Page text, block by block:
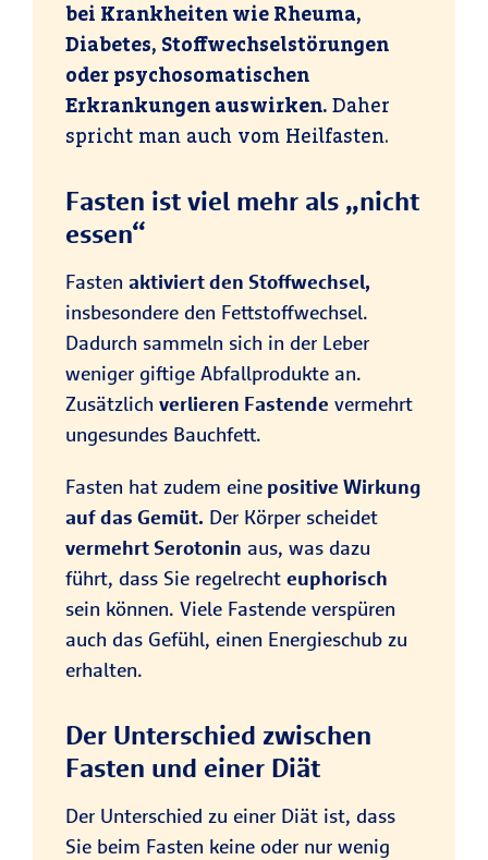
bei Krankheiten wie Rheuma,
Diabetes, Stoffwechselstörungen
oder psychosomatischen
Erkrankungen auswirken. Daher
spricht man auch vom Heilfasten.
Fasten ist viel mehr als „nicht
essen“
Fasten aktiviert den Stoffwechsel,
insbesondere den Fettstoffwechsel.
Dadurch sammeln sich in der Leber
weniger giftige Abfallprodukte an.
Zusätzlich verlieren Fastende vermehrt
ungesundes Bauchfett.
Fasten hat zudem eine positive Wirkung
auf das Gemüt. Der Körper scheidet
vermehrt Serotonin aus, was dazu
führt, dass Sie regelrecht euphorisch
sein können. Viele Fastende verspüren
auch das Gefühl, einen Energieschub zu
erhalten.
Der Unterschied zwischen
Fasten und einer Diät
Der Unterschied zu einer Diät ist, dass
Sie beim Fasten keine oder nur wenig